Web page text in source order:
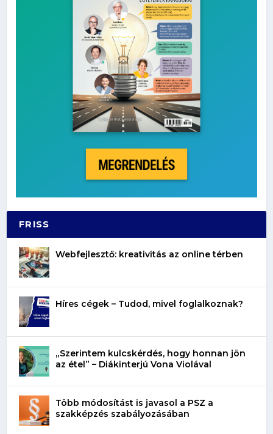
FRISS
Webfejlesztő: kreativitás az online térben
Híres cégek – Tudod, mivel foglalkoznak?
„Szerintem kulcskérdés, hogy honnan jön
az étel” – Diákinterjú Vona Violával
Több módosítást is javasol a PSZ a
szakképzés szabályozásában